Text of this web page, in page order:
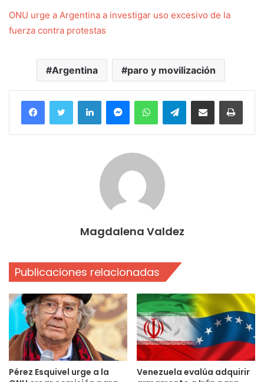
ONU urge a Argentina a investigar uso excesivo de la
fuerza contra protestas
Argentina paro y movilización
FacebookTwitter LinkedInMessengerWhatsAppTelegramCompartir por correo electrónico
Magdalena Valdez
Publicaciones relacionadas
Pérez Esquivel urge a la
Venezuela evalúa adquirir